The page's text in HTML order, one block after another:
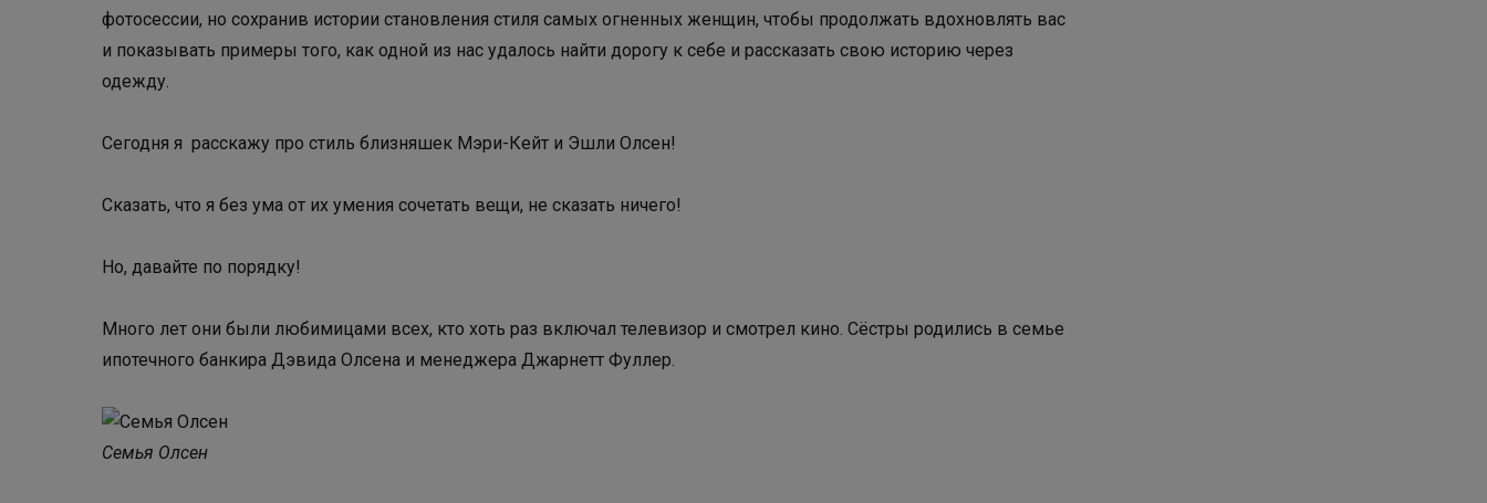
фотосессии, но сохранив истории становления стиля самых огненных женщин, чтобы продолжать вдохновлять вас
и показывать примеры того, как одной из нас удалось найти дорогу к себе и рассказать свою историю через
одежду.
Сегодня я расскажу про стиль близняшек Мэри-Кейт и Эшли Олсен!
Сказать, что я без ума от их умения сочетать вещи, не сказать ничего!
Но, давайте по порядку!
Много лет они были любимицами всех, кто хоть раз включал телевизор и смотрел кино. Сёстры родились в семье
ипотечного банкира Дэвида Олсена и менеджера Джарнетт Фуллер.
Семья Олсен